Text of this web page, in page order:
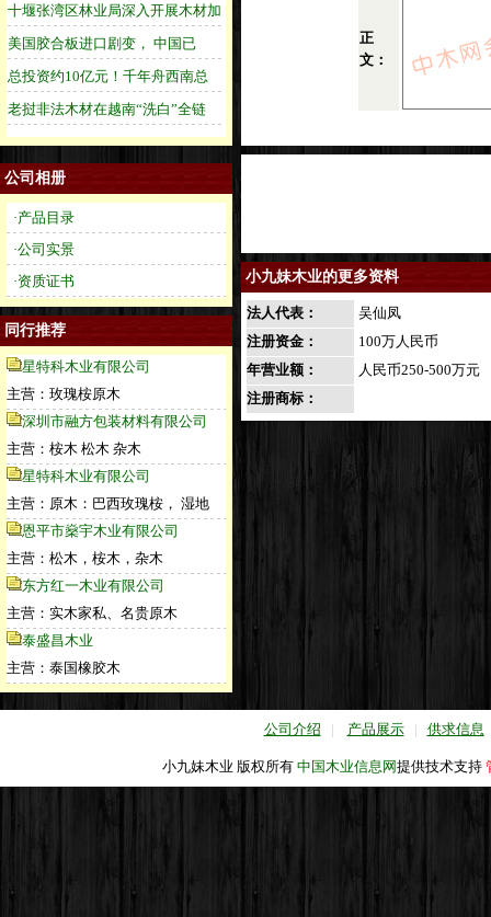
公司相册
·产品目录
·公司实景
·资质证书
同行推荐
星特科木业有限公司
主营：玫瑰桉原木
深圳市融方包装材料有限公司
主营：桉木 松木 杂木
星特科木业有限公司
主营：原木：巴西玫瑰桉， 湿地
恩平市燊宇木业有限公司
主营：松木，桉木，杂木
东方红一木业有限公司
主营：实木家私、名贵原木
泰盛昌木业
主营：泰国橡胶木
正
文：
小九妹木业的更多资料
法人代表：
吴仙凤
注册资金：
100万人民币
年营业额：
人民币250-500万元
注册商标：
公司介绍 | 产品展示 | 供求信息
小九妹木业 版权所有 中国木业信息网提供技术支持